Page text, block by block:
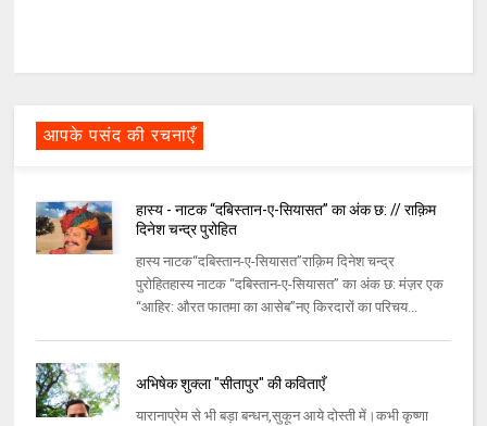
आपके पसंद की रचनाएँ
हास्य - नाटक “दबिस्तान-ए-सियासत” का अंक छ: // राक़िम
दिनेश चन्द्र पुरोहित
हास्य नाटक“दबिस्तान-ए-सियासत”राक़िम दिनेश चन्द्र
पुरोहितहास्य नाटक “दबिस्तान-ए-सियासत” का अंक छ: मंज़र एक
“आहिर: औरत फातमा का आसेब”नए किरदारों का परिचय...
अभिषेक शुक्ला "सीतापुर" की कविताएँ
यारानाप्रेम से भी बड़ा बन्धन,सुकून आये दोस्ती में।कभी कृष्णा